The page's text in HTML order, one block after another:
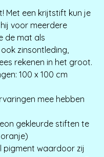
Met een krijtstift kun je
voor meerdere
de mat als
zinsontleding,
rekenen in het groot.
100 x 100 cm
mee hebben
gekleurde stiften te
pigment waardoor zij